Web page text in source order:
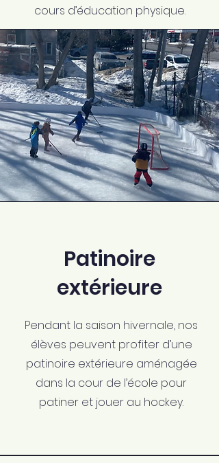
cours d’éducation physique.
Patinoire
extérieure
Pendant la saison hivernale, nos
élèves peuvent profiter d’une
patinoire extérieure aménagée
dans la cour de l’école pour
patiner et jouer au hockey.